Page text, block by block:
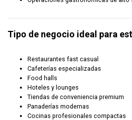
Tipo de negocio ideal para
Restaurantes fast casual
Cafeterías especializadas
Food halls
Hoteles y lounges
Tiendas de conveniencia premium
Panaderías modernas
Cocinas profesionales compactas